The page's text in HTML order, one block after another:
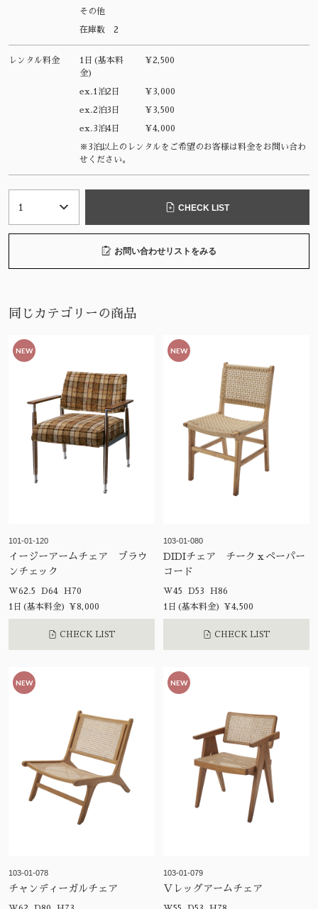
その他
在庫数 2
レンタル料金
1日(基本料
金)
¥2,500
ex.1泊2日 ¥3,000
ex.2泊3日 ¥3,500
ex.3泊4日 ¥4,000
※3泊以上のレンタルをご希望のお客様は料金をお問い合わ
せください。
CHECK LIST
お問い合わせリストをみる
同じカテゴリーの商品
NEW
101-01-120
イージーアームチェア ブラウ
ンチェック
W62.5 D64 H70
1日(基本料金) ¥8,000
CHECK LIST
NEW
103-01-080
DIDIチェア チークｘペーパー
コード
W45 D53 H86
1日(基本料金) ¥4,500
CHECK LIST
NEW
103-01-078
チャンディーガルチェア
NEW
103-01-079
Ｖレッグアームチェア